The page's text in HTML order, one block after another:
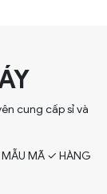
cung cấp sỉ và
MÃ ✓ HÀNG